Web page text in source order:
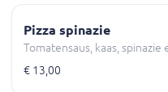
Pizza spinazie
Tomatensaus, kaas, spinazie
€ 13,00